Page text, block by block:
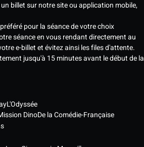
billet sur notre site ou application mobile,
pour la séance de votre choix
séance en vous rendant directement au
e-billet et évitez ainsi les files d'attente.
jusqu'à 15 minutes avant le début de la
L'Odyssée
DinoDe la Comédie-Française